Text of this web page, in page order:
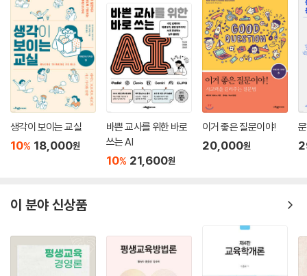
제12장 구성중심 교육을 위한 교육과정 재구성 211
제1절 기본 관점 211
등장 배경 213
주요 학자 및 이론 214
의의 및 한계 216
제2절 교육과정 재구성 방향 216
교육의 목적 및 내용 216
수업 방향과 원리 217
평가 방향 218
제3절 교육과정 재구성 사례 220
제13장 개념기반 교육을 위한 교육과정 재구성 229
등장 배경 230
주요 학자 및 이론 232
의의 및 한계 235
서로 영향을 주고받으며 교육과정을 만들어 왔다. 이들은 교육과정에 대한
개념 정의, 종류, 유파별 기원과 특색 등의 근간이 되고 있으며, 각각 고유
한 역사적 기원, 인간관, 사회관, 학교관, 수업관, 평가관을 아우르는 교육
과정 관점을 낳았다.
먼저 ‘교과(학문)’는 인류가 축적한 문화유산 중에서 다음 세대에게 물려
줄 가치가 있는 것들의 정수(精髓)로, 교육과정의 핵심이 되는 내용을 제
공한다. 교과는 ‘학문’이라고 알려진 지식 체계 중 학생을 수련시키는 가치
가 있는 것이면서 동시에 교사가 가르칠 수 있고 학생이 배울 수 있는 교
수?학습 가능성이 높은 것들만 정련한 것이다. 이 책에서는 교과를 중심으
받을 수 있는 가장 중요한 매개체이며, 기본으로 돌아가자고 할 때 맨 먼저
영향력이다. 지식, 내용, 교과서 등을 지나치게 강조하면 교육의 일반목표
의 원천인 학습자와 사회의 교육적 요구가 소홀히 될 수 있다.
생각이 보이는 교실
10% 18,000원
바쁜 교사를 위한 바로
쓰는 AI
10% 21,600원
이거 좋은 질문이야!
20,000원
이 분야 신상품